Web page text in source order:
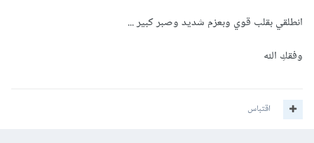
انطلقي بقلب قوي وبعزم شديد وصبر كبير ...
وفقكِ الله
اقتباس